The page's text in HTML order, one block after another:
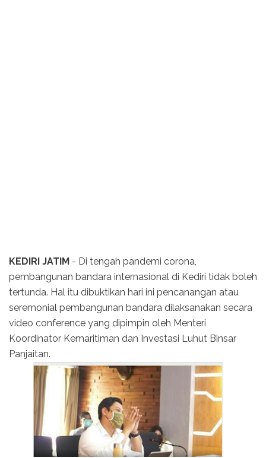
KEDIRI JATIM - Di tengah pandemi corona,
pembangunan bandara internasional di Kediri tidak boleh
tertunda. Hal itu dibuktikan hari ini pencanangan atau
seremonial pembangunan bandara dilaksanakan secara
video conference yang dipimpin oleh Menteri
Koordinator Kemaritiman dan Investasi Luhut Binsar
Panjaitan.